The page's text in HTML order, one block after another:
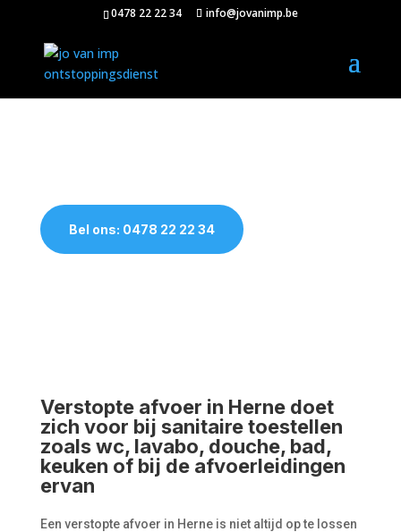
0478 22 22 34 info@jovanimp.be
Bel ons: 0478 22 22 34
Verstopte afvoer in Herne doet
zich voor bij sanitaire toestellen
zoals wc, lavabo, douche, bad,
keuken of bij de afvoerleidingen
ervan
Een verstopte afvoer in Herne is niet altijd op te lossen